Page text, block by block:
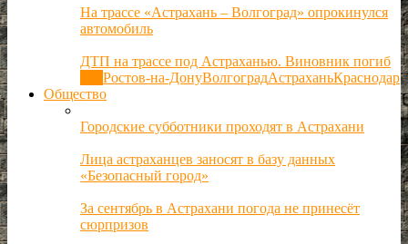
На трассе «Астрахань – Волгоград» опрокинулся
автомобиль
ДТП на трассе под Астраханью. Виновник погиб
Ростов-на-ДонуВолгоградАстраханьКраснодар
Общество
Городские субботники проходят в Астрахани
Лица астраханцев заносят в базу данных
«Безопасный город»
За сентябрь в Астрахани погода не принесёт
сюрпризов